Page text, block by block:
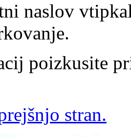
naslov
poizkusite
stran.